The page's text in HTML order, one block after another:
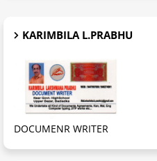
KARIMBILA L.PRABHU
DOCUMENR WRITER